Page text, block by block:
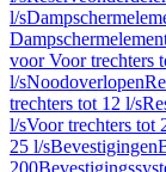
l/s
voor Voor trechters
l/sNoodoverlopen
trechters tot 12 l/s
l/sVoor trechters tot
25 l/sBevestigingen
200